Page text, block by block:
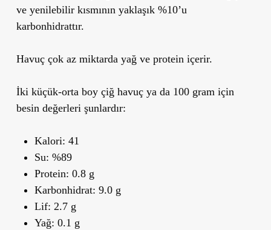
ve yenilebilir kısmının yaklaşık %10’u
karbonhidrattır.
Havuç çok az miktarda yağ ve protein içerir.
İki küçük-orta boy çiğ havuç ya da 100 gram için
besin değerleri şunlardır:
Kalori: 41
Su: %89
Protein: 0.8 g
Karbonhidrat: 9.0 g
Lif: 2.7 g
Yağ: 0.1 g